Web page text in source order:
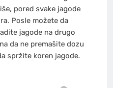
pored svake jagode
Posle možete da
jagode na drugo
da ne premašite dozu
spržite koren jagode.